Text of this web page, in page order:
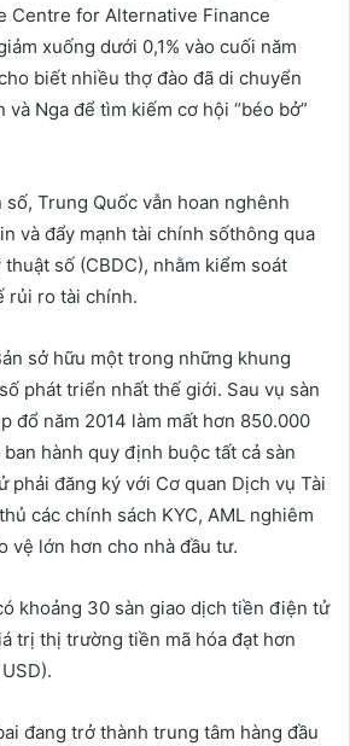
Centre for Alternative Finance
xuống dưới 0,1% vào cuối năm
biết nhiều thợ đào đã di chuyển
và Nga để tìm kiếm cơ hội “béo bở”
Trung Quốc vẫn hoan nghênh
và đẩy mạnh tài chính sốthông qua
số (CBDC), nhằm kiểm soát
rủi ro tài chính.
sở hữu một trong những khung
phát triển nhất thế giới. Sau vụ sàn
đổ năm 2014 làm mất hơn 850.000
hành quy định buộc tất cả sàn
phải đăng ký với Cơ quan Dịch vụ Tài
các chính sách KYC, AML nghiêm
vệ lớn hơn cho nhà đầu tư.
khoảng 30 sàn giao dịch tiền điện tử
trị thị trường tiền mã hóa đạt hơn
đang trở thành trung tâm hàng đầu